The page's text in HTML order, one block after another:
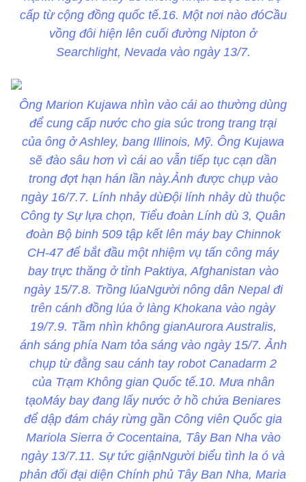
cấp từ cộng đồng quốc tế.16. Một nơi nào đóCầu
vồng đôi hiện lên cuối đường Nipton ở
Searchlight, Nevada vào ngày 13/7.
Ông Marion Kujawa nhìn vào cái ao thường dùng
để cung cấp nước cho gia súc trong trang trại
của ông ở Ashley, bang Illinois, Mỹ. Ông Kujawa
sẽ đào sâu hơn vì cái ao vẫn tiếp tục cạn dần
trong đợt hạn hán lần này.Ảnh được chụp vào
ngày 16/7.7. Lính nhảy dùĐội lính nhảy dù thuộc
Công ty Sự lựa chọn, Tiểu đoàn Lính dù 3, Quân
đoàn Bộ binh 509 tập kết lên máy bay Chinnok
CH-47 để bắt đầu một nhiệm vụ tấn công máy
bay trực thăng ở tỉnh Paktiya, Afghanistan vào
ngày 15/7.8. Trồng lúaNgười nông dân Nepal đi
trên cánh đồng lúa ở làng Khokana vào ngày
19/7.9. Tầm nhìn không gianAurora Australis,
ánh sáng phía Nam tỏa sáng vào ngày 15/7. Ảnh
chụp từ đằng sau cánh tay robot Canadarm 2
của Trạm Không gian Quốc tế.10. Mưa nhân
tạoMáy bay đang lấy nước ở hồ chứa Beniares
để dập đám cháy rừng gần Công viên Quốc gia
Mariola Sierra ở Cocentaina, Tây Ban Nha vào
ngày 13/7.11. Sự tức giậnNgười biểu tình la ó và
phản đối đại diện Chính phủ Tây Ban Nha, Maria